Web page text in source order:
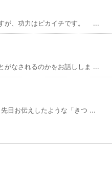
が、功力はピカイチです。 ...
がなされるのかをお話ししま ...
日お伝えしたような「きつ ...